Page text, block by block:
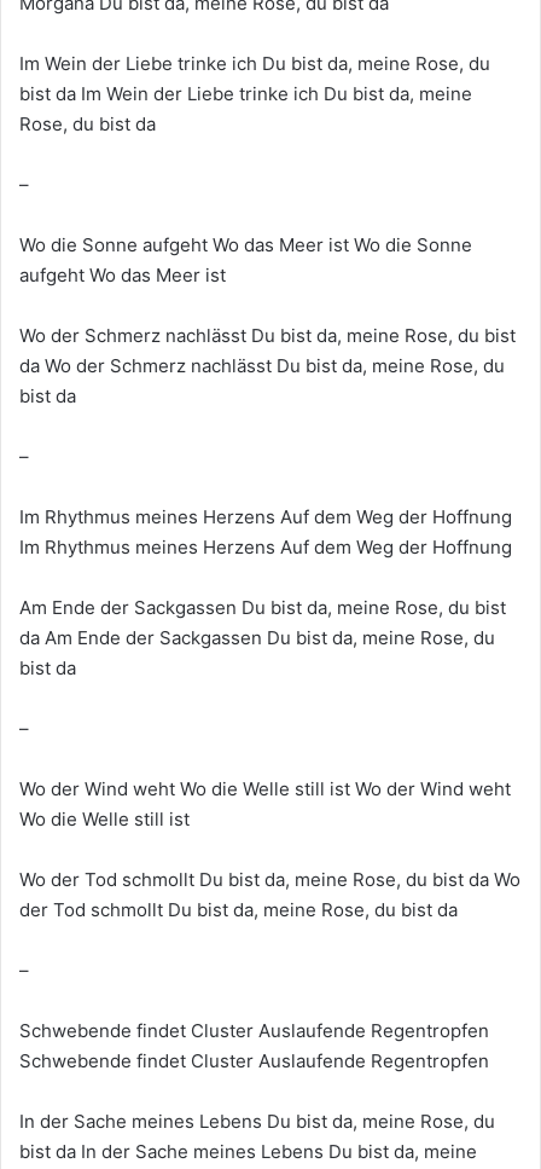
Im Wein der Liebe trinke ich Du bist da, meine Rose, du
bist da Im Wein der Liebe trinke ich Du bist da, meine
Rose, du bist da
–
Wo die Sonne aufgeht Wo das Meer ist Wo die Sonne
aufgeht Wo das Meer ist
Wo der Schmerz nachlässt Du bist da, meine Rose, du bist
da Wo der Schmerz nachlässt Du bist da, meine Rose, du
bist da
–
Im Rhythmus meines Herzens Auf dem Weg der Hoffnung
Im Rhythmus meines Herzens Auf dem Weg der Hoffnung
Am Ende der Sackgassen Du bist da, meine Rose, du bist
da Am Ende der Sackgassen Du bist da, meine Rose, du
bist da
–
Wo der Wind weht Wo die Welle still ist Wo der Wind weht
Wo die Welle still ist
Wo der Tod schmollt Du bist da, meine Rose, du bist da Wo
der Tod schmollt Du bist da, meine Rose, du bist da
–
Schwebende findet Cluster Auslaufende Regentropfen
Schwebende findet Cluster Auslaufende Regentropfen
In der Sache meines Lebens Du bist da, meine Rose, du
bist da In der Sache meines Lebens Du bist da, meine